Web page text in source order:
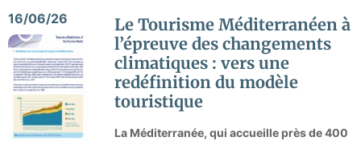
16/06/26
Le Tourisme Méditerranéen à
l’épreuve des changements
climatiques : vers une
redéfinition du modèle
touristique
La Méditerranée, qui accueille près de 400